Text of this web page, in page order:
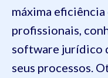
máxima
profissionais,
software jurídico
seus processos.